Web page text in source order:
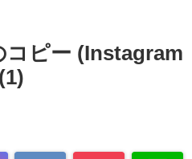
コピー (Instagram